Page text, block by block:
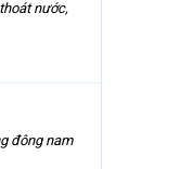
nước,
đông nam